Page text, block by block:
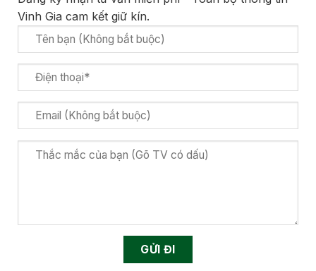
Vinh Gia cam kết giữ kín.